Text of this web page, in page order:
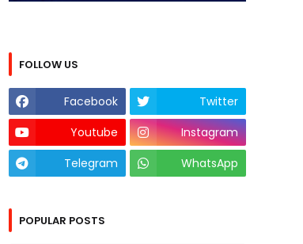
FOLLOW US
Facebook
Twitter
Youtube
Instagram
Telegram
WhatsApp
POPULAR POSTS